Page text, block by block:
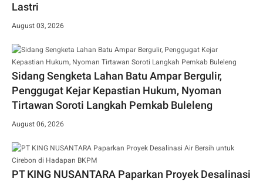
Lastri
August 03, 2026
Sidang Sengketa Lahan Batu Ampar Bergulir,
Penggugat Kejar Kepastian Hukum, Nyoman
Tirtawan Soroti Langkah Pemkab Buleleng
August 06, 2026
PT KING NUSANTARA Paparkan Proyek Desalinasi